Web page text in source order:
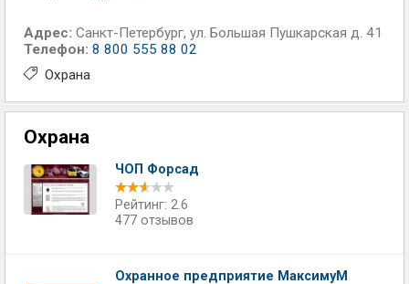
Адрес: Санкт-Петербург, ул. Большая Пушкарская д. 41
Телефон: 8 800 555 88 02
Охрана
Охрана
ЧОП Форсад
Рейтинг: 2.6
477 отзывов
Охранное предприятие МаксимуМ